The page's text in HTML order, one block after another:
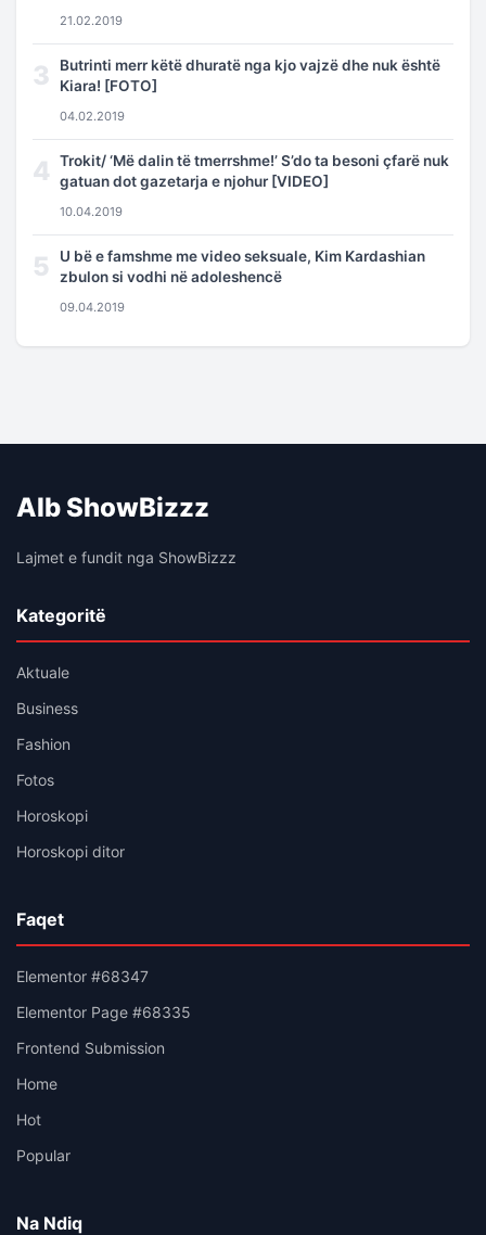
21.02.2019
3
Butrinti merr këtë dhuratë nga kjo vajzë dhe nuk është
Kiara! [FOTO]
04.02.2019
4
Trokit/ ‘Më dalin të tmerrshme!’ S’do ta besoni çfarë nuk
gatuan dot gazetarja e njohur [VIDEO]
10.04.2019
5
U bë e famshme me video seksuale, Kim Kardashian
zbulon si vodhi në adoleshencë
09.04.2019
Alb ShowBizzz
Lajmet e fundit nga ShowBizzz
Kategoritë
Aktuale
Business
Fashion
Fotos
Horoskopi
Horoskopi ditor
Faqet
Elementor #68347
Elementor Page #68335
Frontend Submission
Home
Hot
Popular
Na Ndiq